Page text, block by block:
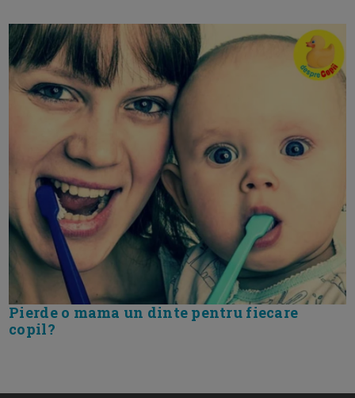
Pierde o mama un dinte pentru fiecare
copil?